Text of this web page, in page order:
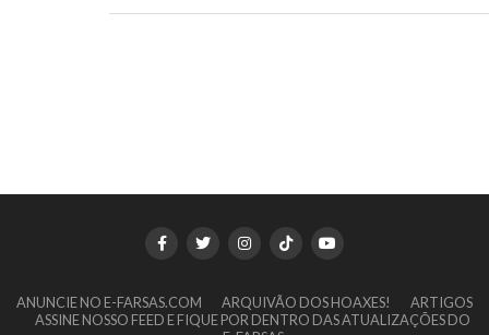
ANUNCIE NO E-FARSAS.COM ARQUIVÃO DOS HOAXES!
ARTIGOS
ASSINE NOSSO FEED E FIQUE POR DENTRO DAS ATUALIZAÇÕES DO